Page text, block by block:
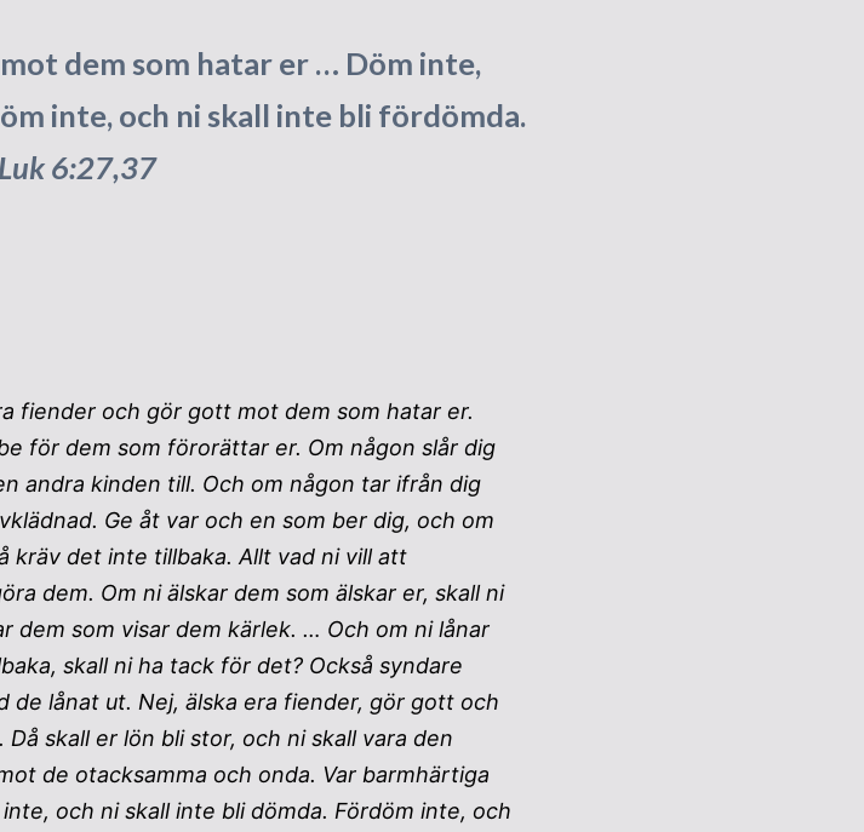
dem som hatar er … Döm inte,
inte, och ni skall inte bli fördömda.
Luk 6:27,37
fiender och gör gott mot dem som hatar er.
för dem som förorättar er. Om någon slår dig
andra kinden till. Och om någon tar ifrån dig
Ge åt var och en som ber dig, och om
kräv det inte tillbaka. Allt vad ni vill att
dem. Om ni älskar dem som älskar er, skall ni
dem som visar dem kärlek. … Och om ni lånar
skall ni ha tack för det? Också syndare
de lånat ut. Nej, älska era fiender, gör gott och
skall er lön bli stor, och ni skall vara den
de otacksamma och onda. Var barmhärtiga
och ni skall inte bli dömda. Fördöm inte, och